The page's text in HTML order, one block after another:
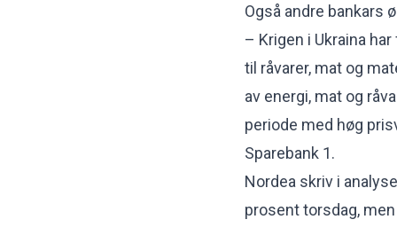
Også andre bankars
– Krigen i Ukraina
til råvarer, mat og
av energi, mat og
periode med høg
Sparebank 1.
Nordea skriv i
prosent torsdag,